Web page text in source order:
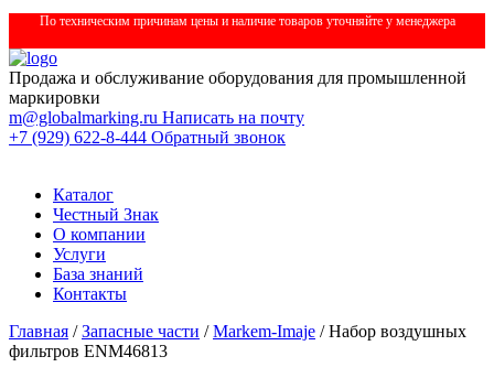
По техническим причинам цены и наличие товаров уточняйте у менеджера
Продажа и обслуживание оборудования для промышленной
маркировки
m@globalmarking.ru Написать на почту
+7 (929) 622-8-444 Обратный звонок
Каталог
Честный Знак
О компании
Услуги
База знаний
Контакты
Главная /Запасные части /Markem-Imaje / Набор воздушных
фильтров ENM46813